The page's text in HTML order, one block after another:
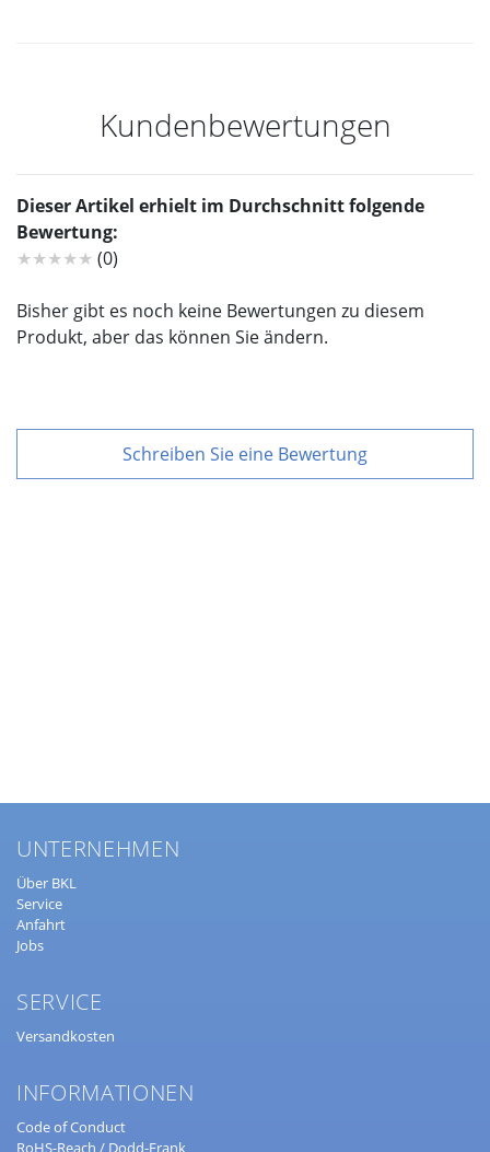
Kundenbewertungen
Dieser Artikel erhielt im Durchschnitt folgende
Bewertung:
★★★★★ (0)
Bisher gibt es noch keine Bewertungen zu diesem
Produkt, aber das können Sie ändern.
Schreiben Sie eine Bewertung
UNTERNEHMEN
Über BKL
Service
Anfahrt
Jobs
SERVICE
Versandkosten
INFORMATIONEN
Code of Conduct
RoHS-Reach / Dodd-Frank